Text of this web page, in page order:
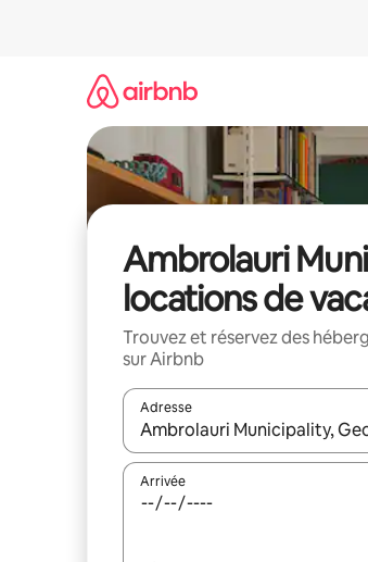
Ambrolauri
locations de
Trouvez et réservez des
sur Airbnb
Adresse
Lorsque les résultats
Arrivée